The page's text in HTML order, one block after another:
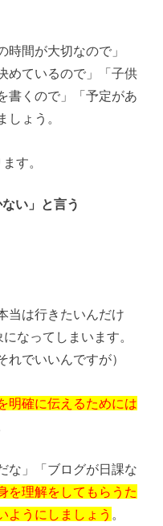
間が大切なので」
めているので」「子供
書くので」「予定があ
しょう。
す。
い」と言う
は行きたいんだけ
なってしまいます。
れでいいんですが）
明確に伝えるためには
」「ブログが日課な
を理解をしてもらうた
ようにしましょう 。